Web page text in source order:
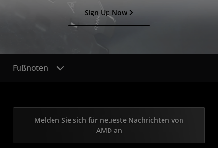
Sign Up Now
Fußnoten
Melden Sie sich für neueste Nachrichten von
AMD an